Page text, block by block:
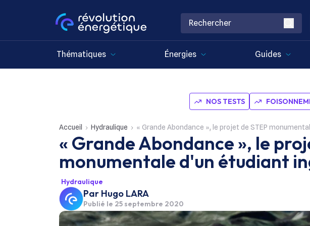
Thématiques Énergies Guides
NOS TESTS
Accueil Hydraulique « Grande Abondance », le projet de STEP
« Grande Abondance », le
monumentale d'un étudiant
Hydraulique
Par Hugo LARA
Publié le 25 septembre 2020